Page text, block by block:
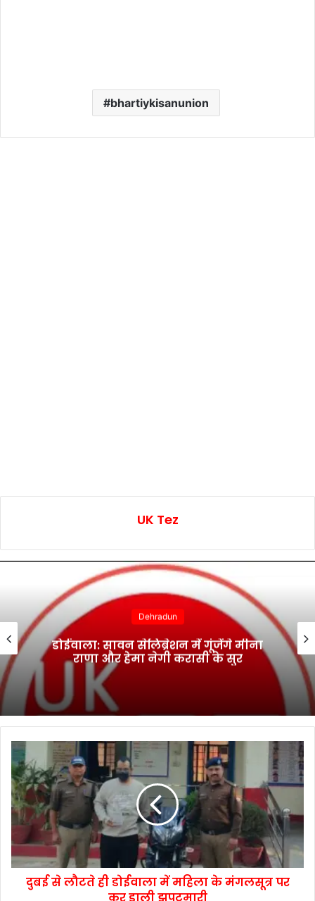
bhartiykisanunion
UK Tez
Dehradun
डोईवाला: सावन सेलिब्रेशन में गूंजेंगे मीना
राणा और हेमा नेगी करासी के सुर
दुबई से लौटते ही डोईवाला में महिला के मंगलसूत्र पर